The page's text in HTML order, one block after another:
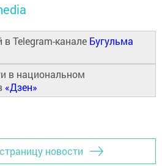
Telegram-канале Бугульма
в национальном
«Дзен»
новости